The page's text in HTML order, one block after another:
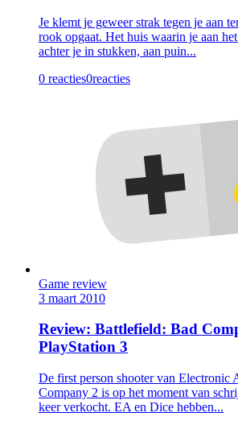
Je klemt je geweer strak tegen je aan
rook opgaat. Het huis waarin je aan
achter je in stukken, aan puin...
0 reacties0reacties
Game review
3 maart 2010
Review: Battlefield: Bad
PlayStation 3
De first person shooter van Electronic
Company 2 is op het moment van
keer verkocht. EA en Dice hebben...